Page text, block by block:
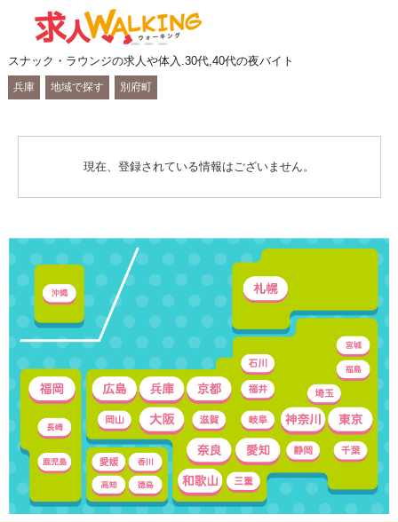
スナック・ラウンジの求人や体入.30代,40代の夜バイト
兵庫 地域で探す 別府町
現在、登録されている情報はございません。